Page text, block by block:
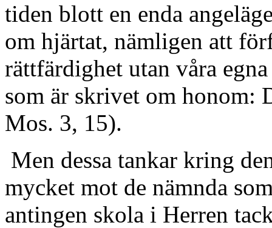
tiden blott en enda
om hjärtat, nämligen att
rättfärdighet utan våra
som är skrivet om honom:
Mos. 3, 15).
Men dessa tankar kring
mycket mot de nämnda
antingen skola i Herren